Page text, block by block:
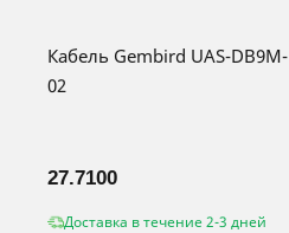
Кабель Gembird UAS-DB9M-
02
27.7100
Доставка в течение 2-3 дней